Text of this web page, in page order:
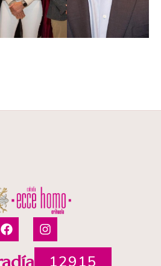
F
a
c
e
I
n
s
12915